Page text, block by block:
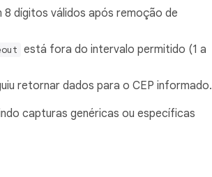
dígitos válidos após remoção de
está fora do intervalo permitido (1 a
retornar dados para o CEP informado.
capturas genéricas ou específicas